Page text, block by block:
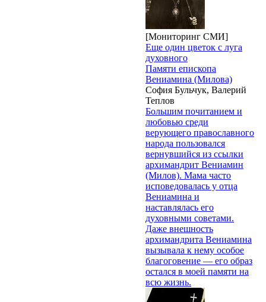
[Мониторинг СМИ]
Еще один цветок с луга
духовного
Памяти епископа
Вениамина (Милова)
София Бульчук, Валерий
Теплов
Большим почитанием и
любовью среди
верующего православного
народа пользовался
вернувшийся из ссылки
архимандрит Вениамин
(Милов). Мама часто
исповедовалась у отца
Вениамина и
наставлялась его
духовными советами.
Даже внешность
архимандрита Вениамина
вызывала к нему особое
благоговение — его образ
остался в моей памяти на
всю жизнь.